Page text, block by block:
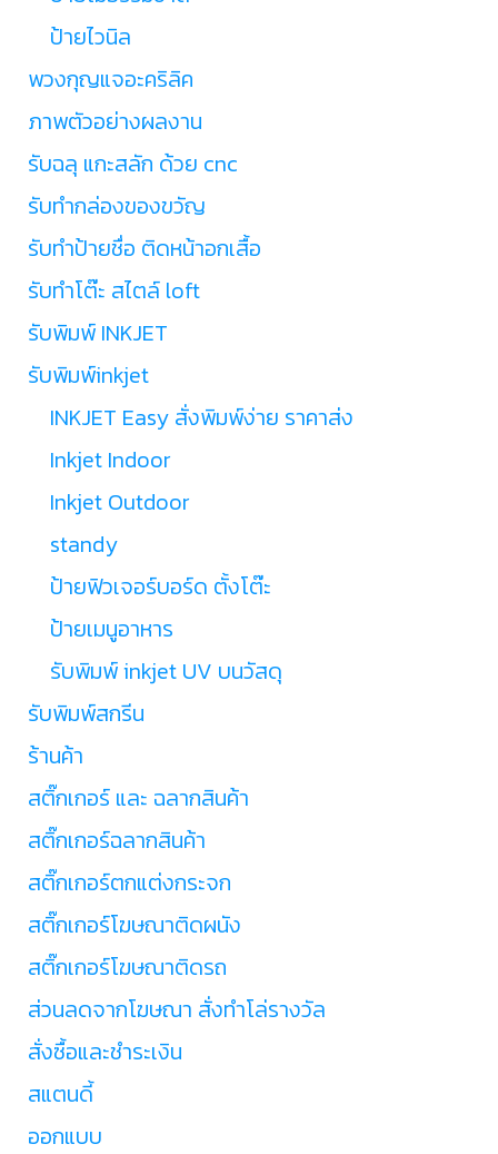
ป้ายไวนิล
พวงกุญแจอะคริลิค
ภาพตัวอย่างผลงาน
รับฉลุ แกะสลัก ด้วย cnc
รับทำกล่องของขวัญ
รับทำป้ายชื่อ ติดหน้าอกเสื้อ
รับทำโต๊ะ สไตล์ loft
รับพิมพ์ INKJET
รับพิมพ์inkjet
INKJET Easy สั่งพิมพ์ง่าย ราคาส่ง
Inkjet Indoor
Inkjet Outdoor
standy
ป้ายฟิวเจอร์บอร์ด ตั้งโต๊ะ
ป้ายเมนูอาหาร
รับพิมพ์ inkjet UV บนวัสดุ
รับพิมพ์สกรีน
ร้านค้า
สติ๊กเกอร์ และ ฉลากสินค้า
สติ๊กเกอร์ฉลากสินค้า
สติ๊กเกอร์ตกแต่งกระจก
สติ๊กเกอร์โฆษณาติดผนัง
สติ๊กเกอร์โฆษณาติดรถ
ส่วนลดจากโฆษณา สั่งทำโล่รางวัล
สั่งซื้อและชำระเงิน
สแตนดี้
ออกแบบ